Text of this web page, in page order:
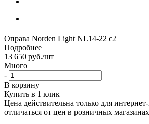
Оправа Norden Light NL14-22 с2
Подробнее
13 650 руб./шт
Много
-
+
В корзину
Купить в 1 клик
Цена действительна только для
отличаться от цен в розничных магазинах